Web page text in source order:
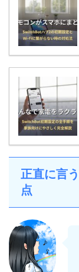
正直に言
点